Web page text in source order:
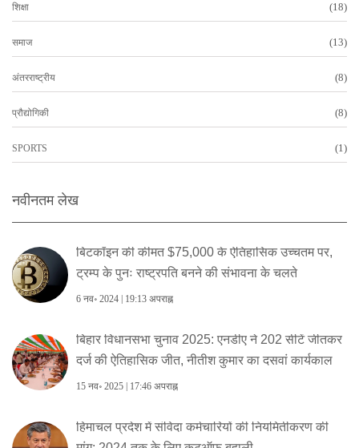
शिक्षा (18)
समाज (13)
अंतरराष्ट्रीय (8)
प्रौद्योगिकी (8)
SPORTS (1)
नवीनतम लेख
बिटकॉइन की कीमत $75,000 के ऐतिहासिक उच्चतम पर,
ट्रम्प के पुनः राष्ट्रपति बनने की संभावना के चलते
6 नव॰ 2024 | 19:13 अपराह्न
बिहार विधानसभा चुनाव 2025: एनडीए ने 202 सीटें जीतकर
दर्ज की ऐतिहासिक जीत, नीतीश कुमार का दसवां कार्यकाल
15 नव॰ 2025 | 17:46 अपराह्न
हिमाचल प्रदेश में संविदा कर्मचारियों की नियमितीकरण की